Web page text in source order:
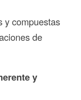
y compuestas
de
y